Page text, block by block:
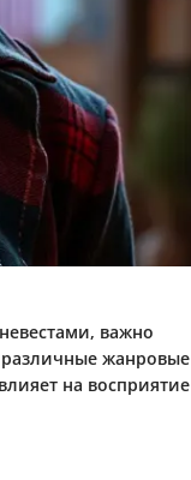
важно
различные жанровые
на восприятие